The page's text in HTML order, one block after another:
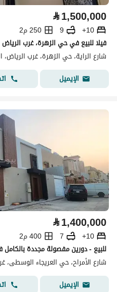
⃁1,500,000
10+
9
250 م2
فيلا للبيع في حي الزهرة، غرب الرياض
شارع الراية، حي الزهرة، غرب الرياض،
الإيميل
⃁1,400,000
10+
7
400 م2
للبيع - دورين مفصولة مجددة
شارع الأمراح، حي العريجاء الوسطى،
الإيميل